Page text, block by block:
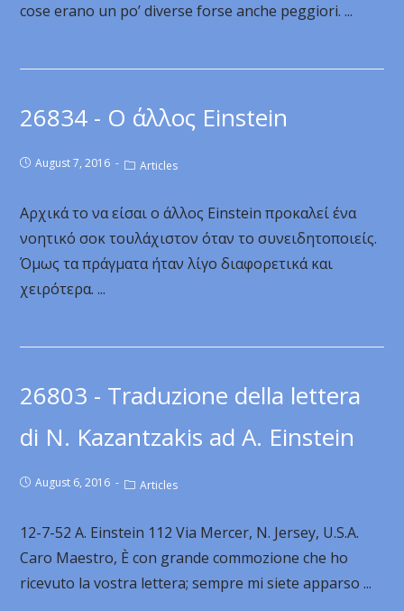
cose erano un po’ diverse forse anche peggiori. ...
26834 - Ο άλλος Einstein
August 7, 2016 Articles
Αρχικά το να είσαι ο άλλος Einstein προκαλεί ένα
νοητικό σοκ τουλάχιστον όταν το συνειδητοποιείς.
Όμως τα πράγματα ήταν λίγο διαφορετικά και
χειρότερα. ...
26803 - Traduzione della lettera
di N. Kazantzakis ad A. Einstein
August 6, 2016 Articles
12-7-52 A. Einstein 112 Via Mercer, N. Jersey, U.S.A.
Caro Maestro, È con grande commozione che ho
ricevuto la vostra lettera; sempre mi siete apparso ...